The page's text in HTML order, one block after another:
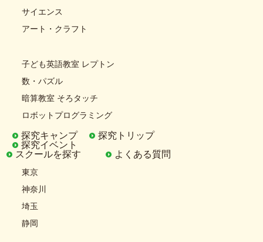
サイエンス
アート・クラフト
子ども英語教室 レプトン
数・パズル
暗算教室 そろタッチ
ロボットプログラミング
探究キャンプ
探究トリップ
探究イベント
スクールを探す
東京
神奈川
埼玉
静岡
よくある質問